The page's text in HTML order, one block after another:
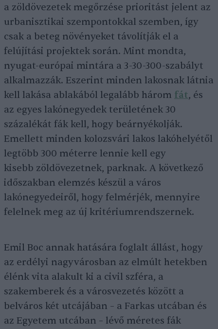
a zöldövezetek megőrzése prioritást jelent az
urbanisztikai szempontokkal szemben, így
csak a beteg növényeket távolítják el a
felújítási projektek során. Mint mondta,
nyugat-európai mintára a 3-30-300-szabályt
alkalmazzák. Eszerint minden lakosnak látnia
kell lakása ablakából legalább három fát, és
az egyes lakónegyedek területének 30
százalékát fák kell, hogy beárnyékolják.
Emellett minden kolozsvári lakos lakóhelyétől
legtöbb 300 méterre lennie kell egy
kisebb zöldövezetnek, parknak. A következő
időszakban elemzés készül a város
lakónegyedeiről, hogy felmérjék, mennyire
felelnek meg az új kritériumrendszernek.
Emil Boc annak hatására foglalt állást, hogy
az erdélyi nagyvárosban az elmúlt hetekben
élénk vita alakult ki a civil szféra, a
szakemberek és a városvezetés között a
belváros két utcájában – a Farkas utcában és
az Egyetem utcában – lévő méretes fák